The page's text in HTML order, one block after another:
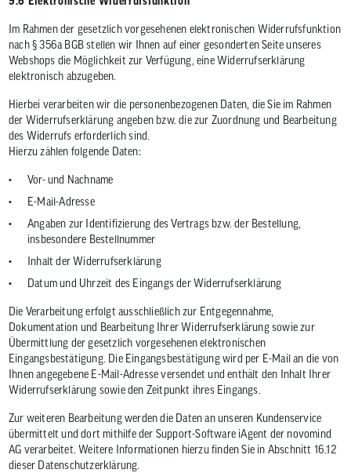
Im Rahmen der gesetzlich vorgesehenen elektronischen Widerrufsfunktion
nach § 356a BGB stellen wir Ihnen auf einer gesonderten Seite unseres
Webshops die Möglichkeit zur Verfügung, eine Widerrufserklärung
elektronisch abzugeben.
Hierbei verarbeiten wir die personenbezogenen Daten, die Sie im Rahmen
der Widerrufserklärung angeben bzw. die zur Zuordnung und Bearbeitung
des Widerrufs erforderlich sind.
Hierzu zählen folgende Daten:
Vor- und Nachname
E-Mail-Adresse
Angaben zur Identifizierung des Vertrags bzw. der Bestellung,
insbesondere Bestellnummer
Inhalt der Widerrufserklärung
Datum und Uhrzeit des Eingangs der Widerrufserklärung
Die Verarbeitung erfolgt ausschließlich zur Entgegennahme,
Dokumentation und Bearbeitung Ihrer Widerrufserklärung sowie zur
Übermittlung der gesetzlich vorgesehenen elektronischen
Eingangsbestätigung. Die Eingangsbestätigung wird per E-Mail an die von
Ihnen angegebene E-Mail-Adresse versendet und enthält den Inhalt Ihrer
Widerrufserklärung sowie den Zeitpunkt ihres Eingangs.
Zur weiteren Bearbeitung werden die Daten an unseren Kundenservice
übermittelt und dort mithilfe der Support-Software iAgent der novomind
AG verarbeitet. Weitere Informationen hierzu finden Sie in Abschnitt 16.12
dieser Datenschutzerklärung.